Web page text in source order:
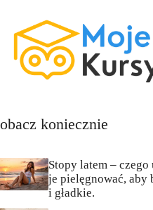
koniecznie
Stopy latem –
je pielęgnować, aby
i gładkie.